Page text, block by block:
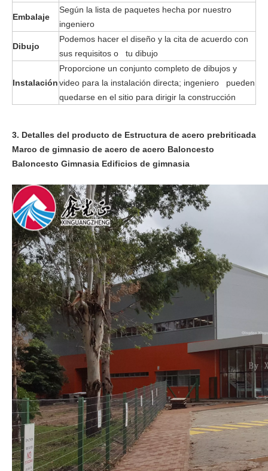
Embalaje
Según la lista de paquetes hecha por nuestro
ingeniero
Dibujo
Podemos hacer el diseño y la cita de acuerdo con
sus requisitos o tu dibujo
Instalación
Proporcione un conjunto completo de dibujos y
video para la instalación directa; ingeniero pueden
quedarse en el sitio para dirigir la construcción
3. Detalles del producto de Estructura de acero prebriticada
Marco de gimnasio de acero de acero Baloncesto
Baloncesto Gimnasia Edificios de gimnasia